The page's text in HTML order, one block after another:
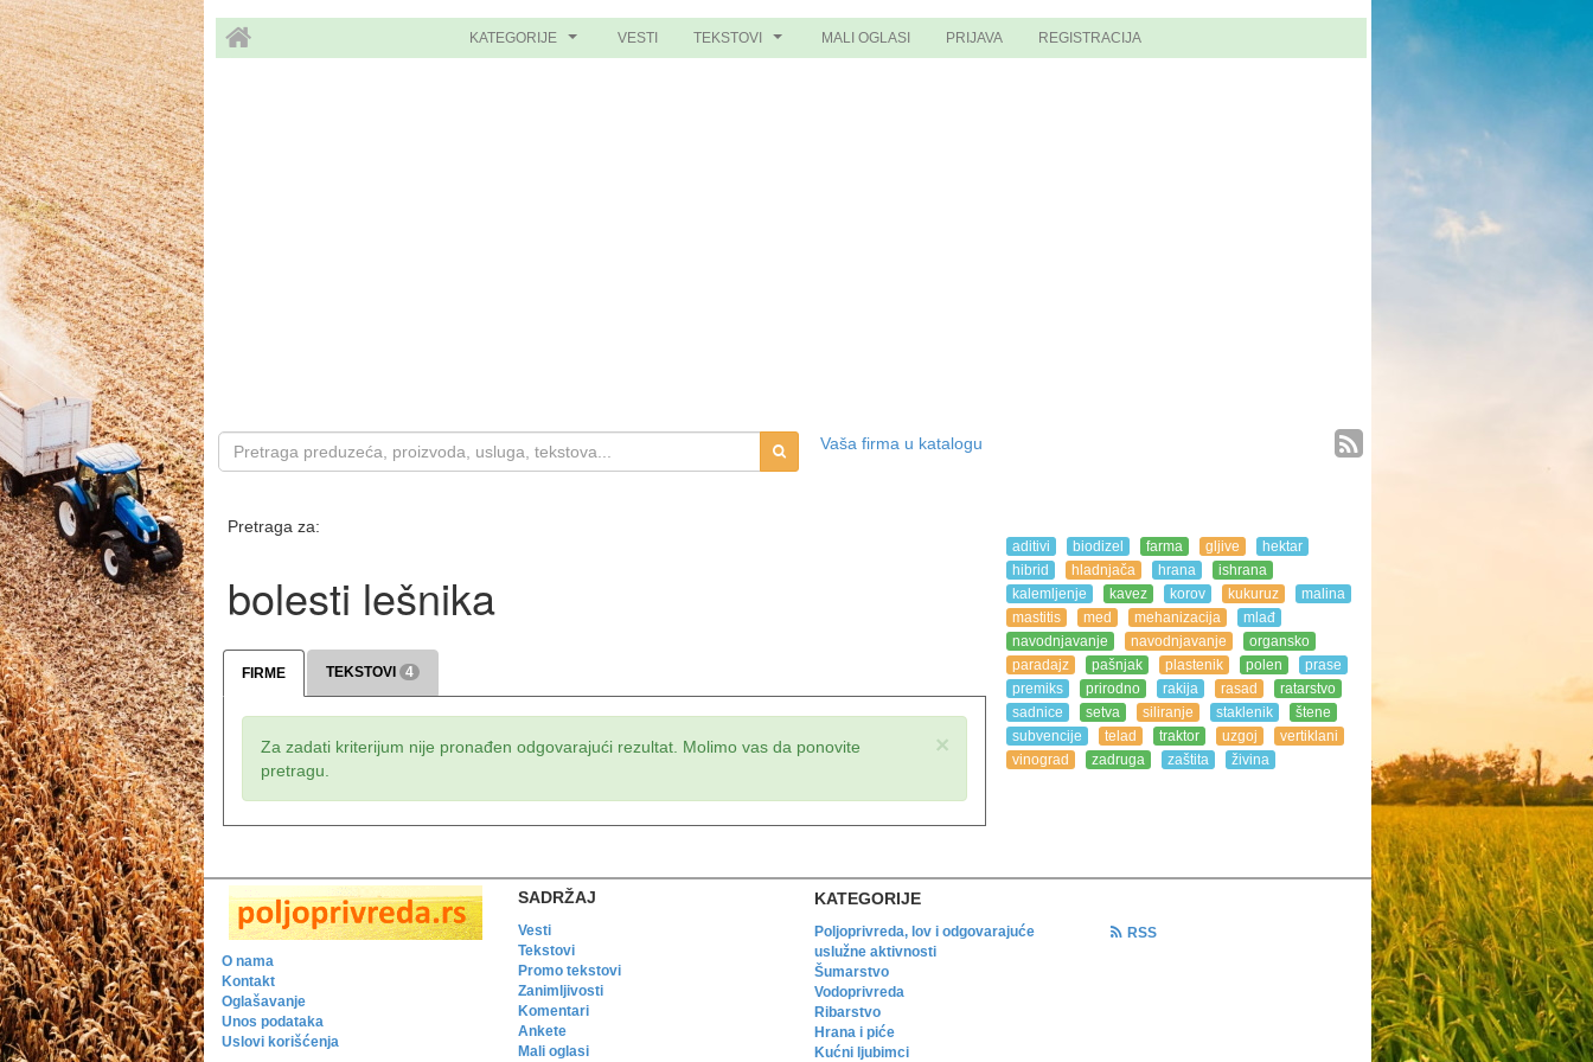
KATEGORIJE VESTI TEKSTOVI MALI OGLASI PRIJAVA REGISTRACIJA
Vaša firma u katalogu
Pretraga za:
bolesti lešnika
FIRME TEKSTOVI 4
×
Za zadati kriterijum nije pronađen odgovarajući rezultat. Molimo vas da ponovite
pretragu.
aditivi biodizel farma gljive
hektar
hibrid
hladnjača hrana
ishrana
kalemljenje
kavez korov kukuruz
malina
mastitis
med mehanizacija
mlađ
navodnjavanje
navodnjavanje
organsko
paradajz
pašnjak plastenik polen
prase
premiks
prirodno rakija rasad
ratarstvo
sadnice
setva siliranje staklenik
štene
subvencije
telad traktor uzgoj
vertiklani
vinograd
zadruga zaštita živina
O nama
Kontakt
Oglašavanje
Unos podataka
Uslovi korišćenja
SADRŽAJ
Vesti
Tekstovi
Promo tekstovi
Zanimljivosti
Komentari
Ankete
Mali oglasi
KATEGORIJE
Poljoprivreda, lov i odgovarajuće
uslužne aktivnosti
Šumarstvo
Vodoprivreda
Ribarstvo
Hrana i piće
Kućni ljubimci
RSS